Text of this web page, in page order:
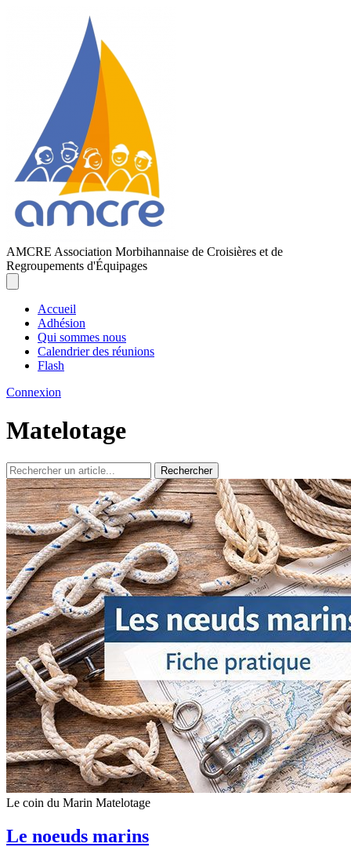
AMCRE Association Morbihannaise de Croisières et de
Regroupements d'Équipages
Accueil
Adhésion
Qui sommes nous
Calendrier des réunions
Flash
Connexion
Matelotage
Rechercher
Le coin du Marin Matelotage
Le noeuds marins